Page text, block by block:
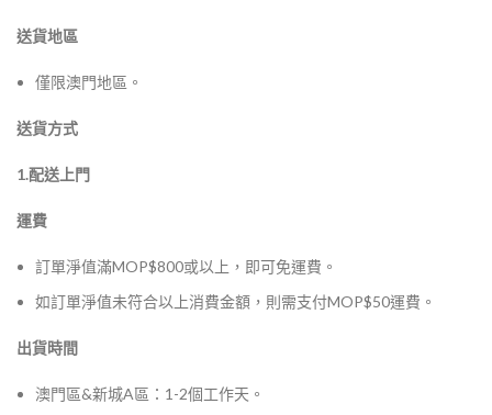
送貨地區
僅限澳門地區。
送貨方式
1.配送上門
運費
訂單淨值滿MOP$800或以上，即可免運費。
如訂單淨值未符合以上消費金額，則需支付MOP$50運費。
出貨時間
澳門區&新城A區：1-2個工作天。